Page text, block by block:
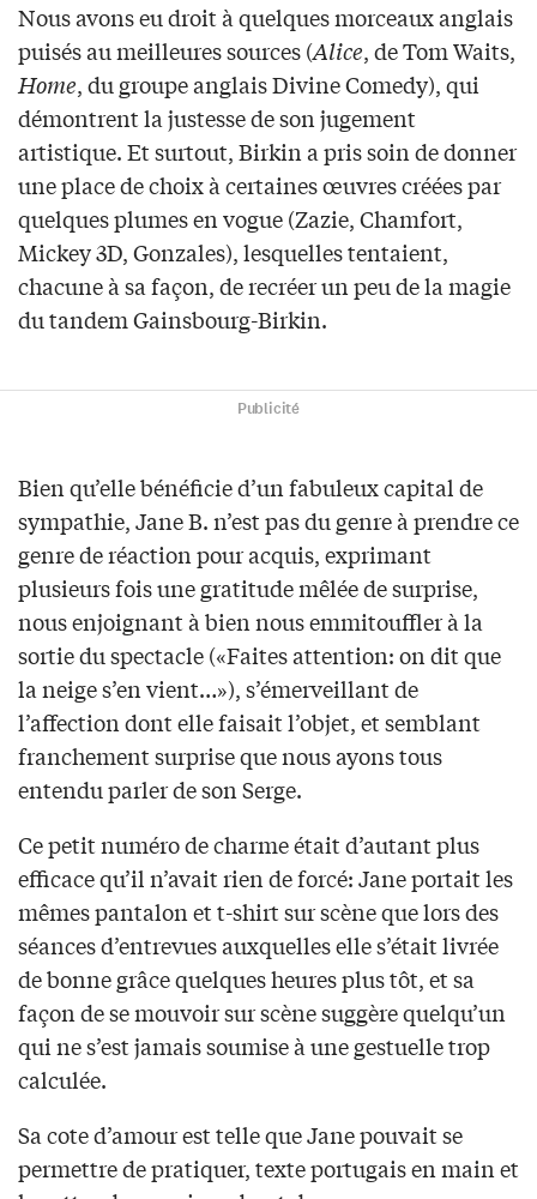
Nous avons eu droit à quelques morceaux anglais
puisés au meilleures sources (Alice, de Tom Waits,
Home, du groupe anglais Divine Comedy), qui
démontrent la justesse de son jugement
artistique. Et surtout, Birkin a pris soin de donner
une place de choix à certaines œuvres créées par
quelques plumes en vogue (Zazie, Chamfort,
Mickey 3D, Gonzales), lesquelles tentaient,
chacune à sa façon, de recréer un peu de la magie
du tandem Gainsbourg-Birkin.
Publicité
Bien qu’elle bénéficie d’un fabuleux capital de
sympathie, Jane B. n’est pas du genre à prendre ce
genre de réaction pour acquis, exprimant
plusieurs fois une gratitude mêlée de surprise,
nous enjoignant à bien nous emmitouffler à la
sortie du spectacle («Faites attention: on dit que
la neige s’en vient…»), s’émerveillant de
l’affection dont elle faisait l’objet, et semblant
franchement surprise que nous ayons tous
entendu parler de son Serge.
Ce petit numéro de charme était d’autant plus
efficace qu’il n’avait rien de forcé: Jane portait les
mêmes pantalon et t-shirt sur scène que lors des
séances d’entrevues auxquelles elle s’était livrée
de bonne grâce quelques heures plus tôt, et sa
façon de se mouvoir sur scène suggère quelqu’un
qui ne s’est jamais soumise à une gestuelle trop
calculée.
Sa cote d’amour est telle que Jane pouvait se
permettre de pratiquer, texte portugais en main et